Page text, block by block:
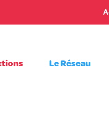
Le Réseau